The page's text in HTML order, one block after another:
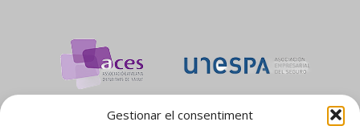
Gestionar el consentiment